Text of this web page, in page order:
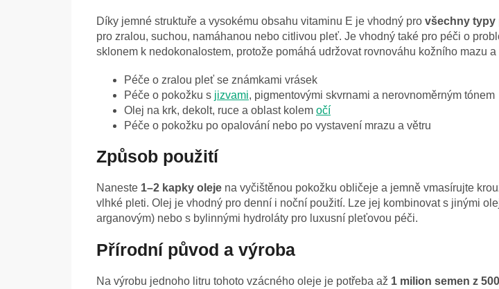
Díky jemné struktuře a vysokému obsahu vitaminu E je vhodný pro všechny typy
pro zralou, suchou, namáhanou nebo citlivou pleť. Je vhodný také pro péči o
sklonem k nedokonalostem, protože pomáhá udržovat rovnováhu kožního mazu
Péče o zralou pleť se známkami vrásek
Péče o pokožku s jizvami, pigmentovými skvrnami a nerovnoměrným tónem
Olej na krk, dekolt, ruce a oblast kolem očí
Péče o pokožku po opalování nebo po vystavení mrazu a větru
Způsob použití
Naneste 1–2 kapky oleje na vyčištěnou pokožku obličeje a jemně vmasírujte
vlhké pleti. Olej je vhodný pro denní i noční použití. Lze jej kombinovat s jinými
arganovým) nebo s bylinnými hydroláty pro luxusní pleťovou péči.
Přírodní původ a výroba
Na výrobu jednoho litru tohoto vzácného oleje je potřeba až 1 milion semen z